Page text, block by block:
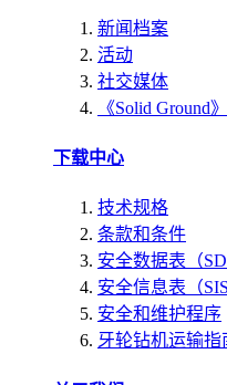
新闻档案
活动
社交媒体
《Solid Ground
下载中心
技术规格
条款和条件
安全数据表（
安全信息表（SIS
安全和维护程序
牙轮钻机运输指